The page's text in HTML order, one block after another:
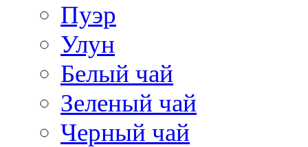
Пуэр
Улун
Белый чай
Зеленый чай
Черный чай